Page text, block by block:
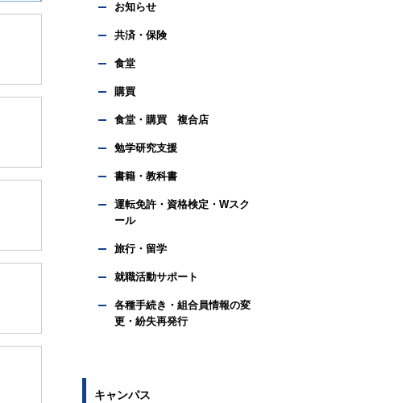
お知らせ
共済・保険
食堂
購買
食堂・購買 複合店
勉学研究支援
書籍・教科書
運転免許・資格検定・Wスク
ール
旅行・留学
就職活動サポート
各種手続き・組合員情報の変
更・紛失再発行
キャンパス